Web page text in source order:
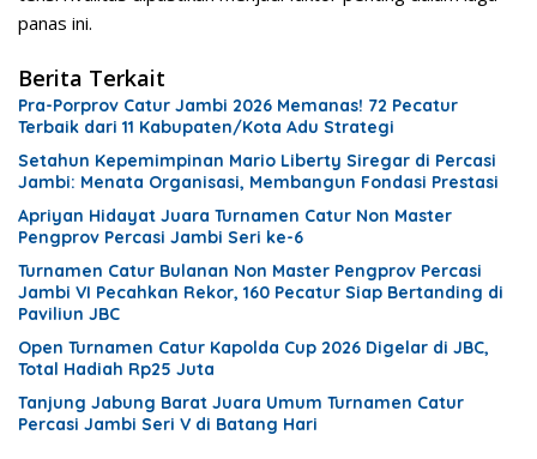
panas ini.
Berita Terkait
Pra-Porprov Catur Jambi 2026 Memanas! 72 Pecatur
Terbaik dari 11 Kabupaten/Kota Adu Strategi
Setahun Kepemimpinan Mario Liberty Siregar di Percasi
Jambi: Menata Organisasi, Membangun Fondasi Prestasi
Apriyan Hidayat Juara Turnamen Catur Non Master
Pengprov Percasi Jambi Seri ke-6
Turnamen Catur Bulanan Non Master Pengprov Percasi
Jambi VI Pecahkan Rekor, 160 Pecatur Siap Bertanding di
Paviliun JBC
Open Turnamen Catur Kapolda Cup 2026 Digelar di JBC,
Total Hadiah Rp25 Juta
Tanjung Jabung Barat Juara Umum Turnamen Catur
Percasi Jambi Seri V di Batang Hari